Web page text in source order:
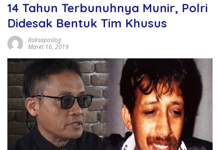
14 Tahun Terbunuhnya Munir, Polri
Didesak Bentuk Tim Khusus
Raksaposlog
Maret 16, 2019